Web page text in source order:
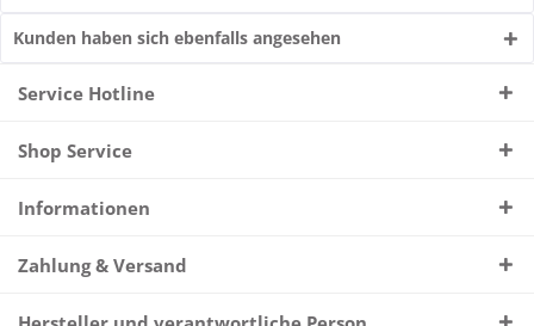
Kunden haben sich ebenfalls angesehen
Service Hotline
Shop Service
Informationen
Zahlung & Versand